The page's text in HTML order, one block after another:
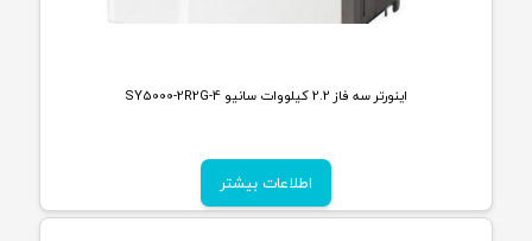
اینورتر سه فاز 2.2 کیلووات سانیو SY5000-2R2G-4
اطلاعات بیشتر